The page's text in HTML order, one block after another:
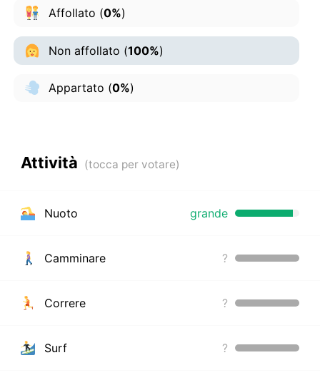
Affollato (0%)
Non affollato (100%)
Appartato (0%)
Attività
Nuoto grande
Camminare ?
Correre ?
Surf ?